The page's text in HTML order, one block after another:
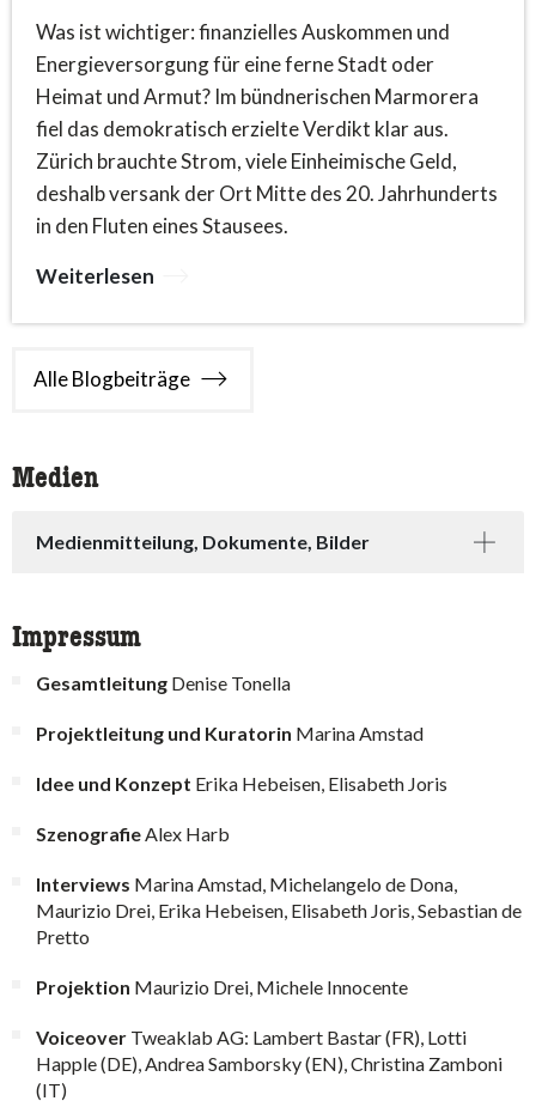
Was ist wichtiger: finanzielles Auskommen und
Energieversorgung für eine ferne Stadt oder
Heimat und Armut? Im bündnerischen Marmorera
fiel das demokratisch erzielte Verdikt klar aus.
Zürich brauchte Strom, viele Einheimische Geld,
deshalb versank der Ort Mitte des 20. Jahrhunderts
in den Fluten eines Stausees.
Weiterlesen
Alle Blogbeiträge
Medien
Medienmitteilung, Dokumente, Bilder
Impressum
Gesamtleitung Denise Tonella
Projektleitung und Kuratorin Marina Amstad
Idee und Konzept Erika Hebeisen, Elisabeth Joris
Szenografie Alex Harb
Interviews Marina Amstad, Michelangelo de Dona,
Maurizio Drei, Erika Hebeisen, Elisabeth Joris, Sebastian de
Pretto
Projektion Maurizio Drei, Michele Innocente
Voiceover Tweaklab AG: Lambert Bastar (FR), Lotti
Happle (DE), Andrea Samborsky (EN), Christina Zamboni
(IT)